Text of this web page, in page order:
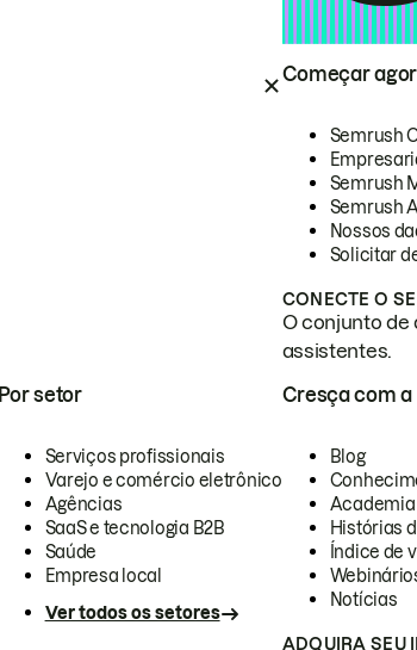
Começar
Semrush
Semrush
Semrush
Nossos
Solicitar
CONECTE O
O conjunto de
assistentes.
Por setor
Serviços profissionais
Varejo e comércio eletrônico
Agências
SaaS e tecnologia B2B
Saúde
Empresa local
Ver todos os setores
Cresça com a
Blog
Academia
Histórias
Índice de
Notícias
ADQUIRA SEU